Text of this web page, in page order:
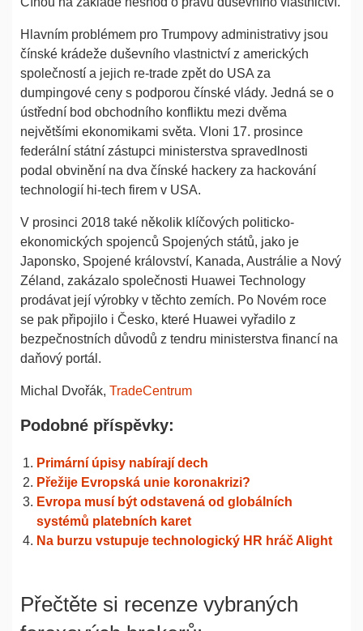
Hlavním problémem pro Trumpovy administrativy jsou
čínské krádeže duševního vlastnictví z amerických
společností a jejich re-trade zpět do USA za
dumpingové ceny s podporou čínské vlády. Jedná se o
ústřední bod obchodního konfliktu mezi dvěma
největšími ekonomikami světa. Vloni 17. prosince
federální státní zástupci ministerstva spravedlnosti
podal obvinění na dva čínské hackery za hackování
technologií hi-tech firem v USA.
V prosinci 2018 také několik klíčových politicko-
ekonomických spojenců Spojených států, jako je
Japonsko, Spojené království, Kanada, Austrálie a Nový
Zéland, zakázalo společnosti Huawei Technology
prodávat její výrobky v těchto zemích. Po Novém roce
se pak připojilo i Česko, které Huawei vyřadilo z
bezpečnostních důvodů z tendru ministerstva financí na
daňový portál.
Michal Dvořák, TradeCentrum
Podobné příspěvky:
Primární úpisy nabírají dech
Přežije Evropská unie koronakrizi?
Evropa musí být odstavená od globálních
systémů platebních karet
Na burzu vstupuje technologický HR hráč Alight
Přečtěte si recenze vybraných